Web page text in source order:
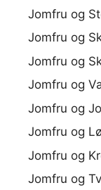
Jomfru og
Jomfru og
Jomfru og
Jomfru og
Jomfru og
Jomfru og
Jomfru og
Jomfru og